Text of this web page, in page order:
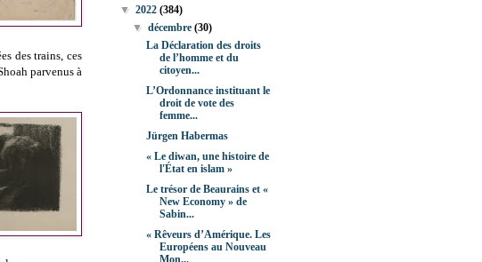
des trains, ces
parvenus à
▼ 2022 (384)
▼décembre(30)
La Déclaration des droits
de l’homme et du
citoyen...
L’Ordonnance instituant le
droit de vote des
femme...
Jürgen Habermas
« Le diwan, une histoire de
l'État en islam »
Le trésor de Beaurains et «
New Economy » de
Sabin...
« Rêveurs d’Amérique. Les
Européens au Nouveau
Mon...